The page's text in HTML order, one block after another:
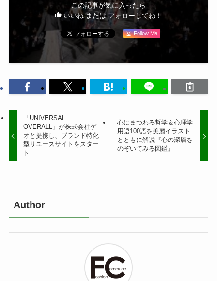
この記事が気に入ったら
いいね または フォローしてね！
Follow Me
「UNIVERSAL
OVERALL」が株式会社ゲ
オと提携し、ブランド特化
型リユースサイトをスター
ト
心にまつわる哲学＆心理学
用語100語を美麗イラスト
とともに解説『心の深層を
のぞいてみる図鑑』
Author